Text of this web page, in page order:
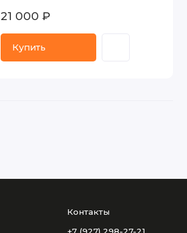
21 000 ₽
Купить
Контакты
+7 (927) 298-27-21